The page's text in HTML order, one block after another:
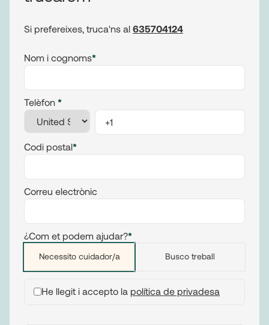
Si prefereixes, truca'ns al 635704124
Nom i cognoms*
Telèfon *
Codi postal*
Correu electrònic
¿Com et podem ajudar?*
Necessito cuidador/a Busco treball
He llegit i accepto la política de privadesa